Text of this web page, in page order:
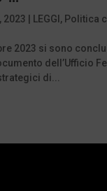
2023 LEGGI , Politica
2023 si sono
dell’Ufficio
di...